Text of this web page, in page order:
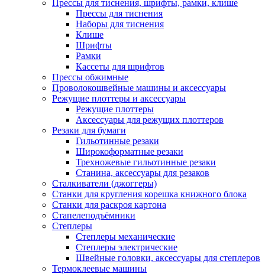
Прессы для тиснения, шрифты, рамки, клише
Прессы для тиснения
Наборы для тиснения
Клише
Шрифты
Рамки
Кассеты для шрифтов
Прессы обжимные
Проволокошвейные машины и аксессуары
Режущие плоттеры и аксессуары
Режущие плоттеры
Аксессуары для режущих плоттеров
Резаки для бумаги
Гильотинные резаки
Широкоформатные резаки
Трехножевые гильотинные резаки
Станина, аксессуары для резаков
Сталкиватели (джоггеры)
Станки для кругления корешка книжного блока
Станки для раскроя картона
Стапелеподъёмники
Степлеры
Степлеры механические
Степлеры электрические
Швейные головки, аксессуары для степлеров
Термоклеевые машины